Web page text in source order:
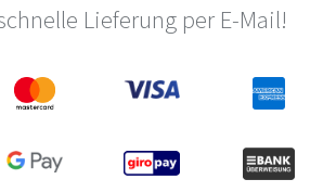
Lieferung per E-Mail!